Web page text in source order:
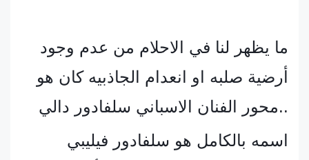
ما يظهر لنا في الاحلام من عدم وجود
أرضية صلبه او انعدام الجاذبيه كان هو
محور الفنان الاسباني سلفادور دالي..
اسمه بالكامل هو سلفادور فيليبي